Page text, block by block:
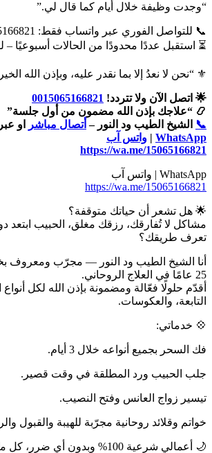
“وجدت وظيفة خلال أيام كما قال لي.”
📞 للتواصل الفوري عبر واتساب فقط: 0015065166821
⏳ استقبل عددًا محدودًا من الحالات أسبوعيًا –
⚜️ “نحن لا نعدُ إلا بما نقدر عليه، وبإذن الله الخير
🌟 اتصل الآن ولا تتردد! 0015065166821
📿 “علاجك بإذن الله مضمون من أول جلسة”
📞
الشيخ الطيب ود النور – أتصال مباشر او عبر
WhatsApp
| واتس آب
https://wa.me/15065166821
WhatsApp | واتس آب
https://wa.me/15065166821
🌟 هل تشعر أن حياتك متوقفة؟
مشاكل لا تُفارقك، رزقك مغلق، الحبيب ابتعد
تعرف طريقك؟
أنا الشيخ الطيب ود النور — مجرّب ومعروف
25 عامًا في العلاج الروحاني.
أقدّم حلولًا فعّالة ومضمونة بإذن الله لكل
التابعة، والعكوسات.
💠 خدماتي:
فك السحر بجميع أنواعه خلال 3 أيام.
جلب الحبيب ورد المطلقة في وقت قصير.
تيسير زواج العانس وفتح النصيب.
خواتم وقلائد روحانية مجرّبة للهيبة والقبول
🌙 أعمالي شرعية 100% وبدون أي